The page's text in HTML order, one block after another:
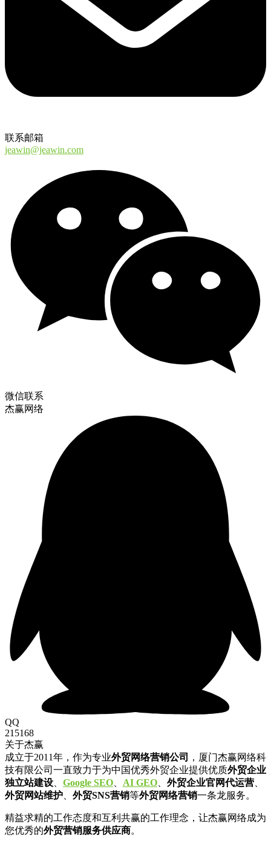
联系邮箱
jeawin@jeawin.com
微信联系
杰赢网络
QQ
215168
关于杰赢
成立于2011年，作为专业外贸网络营销公司
，厦门杰赢网络科
技有限公司一直致力于为中国优秀外贸企业提供优质外贸企业
独立站建设
Google SEO AI GEO 外贸企业官网代运营
外贸网站维护
外贸SNS营销等外贸网络营销一条龙服务。
精益求精的工作态度和互利共赢的工作理念，让杰赢网络成为
您优秀的外贸营销服务供应商。